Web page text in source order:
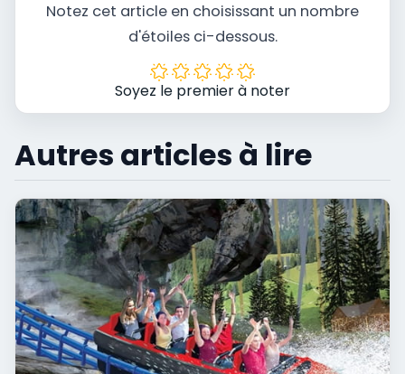
Notez cet article en choisissant un nombre
d'étoiles ci-dessous.
Soyez le premier à noter
Autres articles à lire